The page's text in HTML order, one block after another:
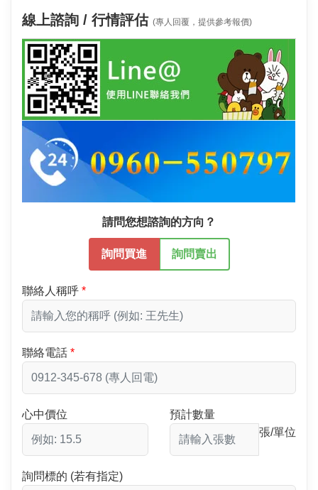
線上諮詢 / 行情評估 (專人回覆，提供參考報價)
請問您想諮詢的方向？
詢問買進 詢問賣出
聯絡人稱呼
聯絡電話
心中價位
預計數量
張/單位
詢問標的 (若有指定)